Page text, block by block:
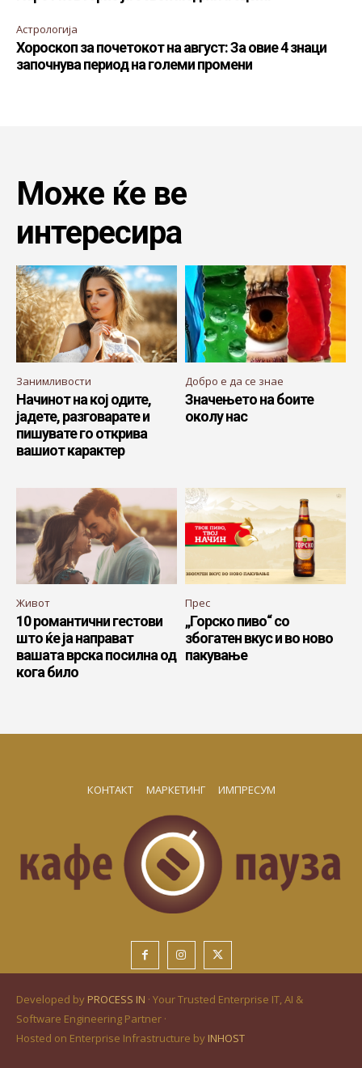
Астрологија
Хороскоп за почетокот на август: За овие 4 знаци
започнува период на големи промени
Може ќе ве
интересира
Занимливости
Начинот на кој одите,
јадете, разговарате и
пишувате го открива
вашиот карактер
Добро е да се знае
Значењето на боите
околу нас
Живот
10 романтични гестови
што ќе ја направат
вашата врска посилна од
кога било
Прес
„Горско пиво“ со
збогатен вкус и во ново
пакување
КОНТАКТ МАРКЕТИНГ ИМПРЕСУМ
Developed by PROCESS IN · Your Trusted Enterprise IT, AI &
Software Engineering Partner ·
Hosted on Enterprise Infrastructure by INHOST